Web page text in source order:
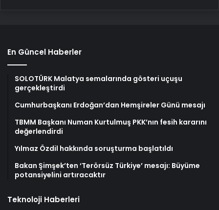
En Güncel Haberler
SOLOTÜRK Malatya semalarında gösteri uçuşu
gerçekleştirdi
Cumhurbaşkanı Erdoğan’dan Hemşireler Günü mesajı
TBMM Başkanı Numan Kurtulmuş PKK’nın fesih kararını
değerlendirdi
Yılmaz Özdil hakkında soruşturma başlatıldı
Bakan Şimşek’ten ‘Terörsüz Türkiye’ mesajı: Büyüme
potansiyelini artıracaktır
Teknoloji Haberleri